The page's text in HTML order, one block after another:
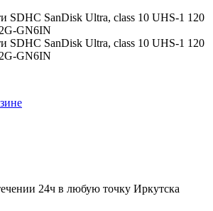
24ч в любую точку Иркутска